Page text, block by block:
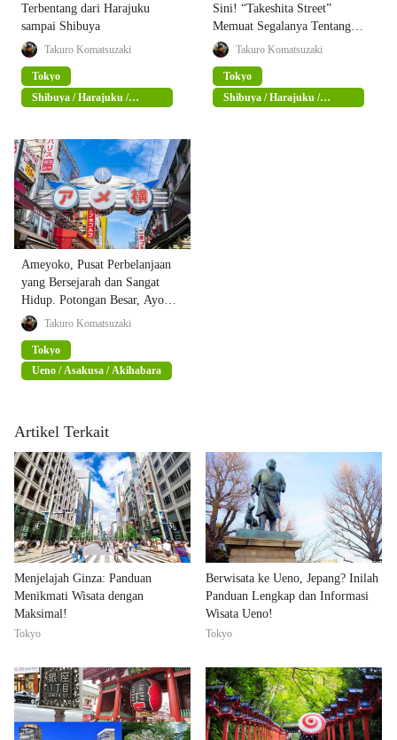
Terbentang dari Harajuku
sampai Shibuya
Takuro Komatsuzaki
Tokyo
Shibuya / Harajuku /
Omotesando
Sini! “Takeshita Street”
Memuat Segalanya Tentang
Harajuku!
Takuro Komatsuzaki
Tokyo
Shibuya / Harajuku /
Omotesando
Ameyoko, Pusat Perbelanjaan
yang Bersejarah dan Sangat
Hidup. Potongan Besar, Ayo
Belanja !!!Takuro Komatsuzaki
Tokyo
Ueno / Asakusa / Akihabara
Artikel Terkait
Menjelajah Ginza: Panduan
Menikmati Wisata dengan
Maksimal!
Tokyo
Berwisata ke Ueno, Jepang? Inilah
Panduan Lengkap dan Informasi
Wisata Ueno!
Tokyo